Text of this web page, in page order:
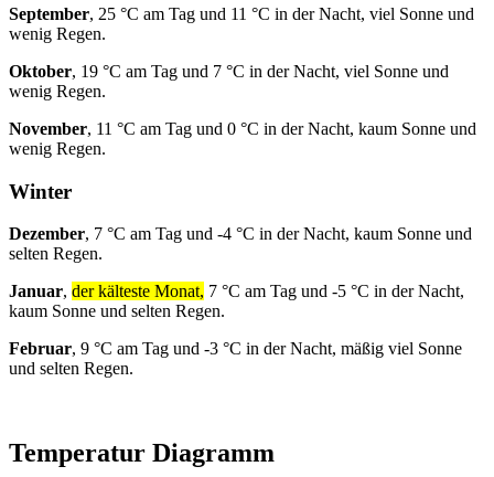
September, 25 °C am Tag und 11 °C in der Nacht, viel Sonne und
wenig Regen.
Oktober, 19 °C am Tag und 7 °C in der Nacht, viel Sonne und
wenig Regen.
November, 11 °C am Tag und 0 °C in der Nacht, kaum Sonne und
wenig Regen.
Winter
Dezember, 7 °C am Tag und -4 °C in der Nacht, kaum Sonne und
selten Regen.
Januar, der kälteste Monat, 7 °C am Tag und -5 °C in der Nacht,
kaum Sonne und selten Regen.
Februar, 9 °C am Tag und -3 °C in der Nacht, mäßig viel Sonne
und selten Regen.
Temperatur Diagramm